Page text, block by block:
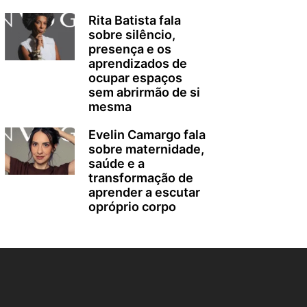
Rita Batista fala
sobre silêncio,
presença e os
aprendizados de
ocupar espaços
sem abrirmão de si
mesma
Evelin Camargo fala
sobre maternidade,
saúde e a
transformação de
aprender a escutar
opróprio corpo